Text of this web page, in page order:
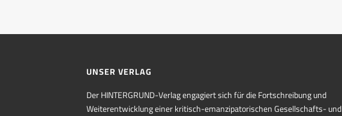
UNSER VERLAG
Der HINTERGRUND-Verlag engagiert sich für die Fortschreibung und
Weiterentwicklung einer kritisch-emanzipatorischen Gesellschafts- und